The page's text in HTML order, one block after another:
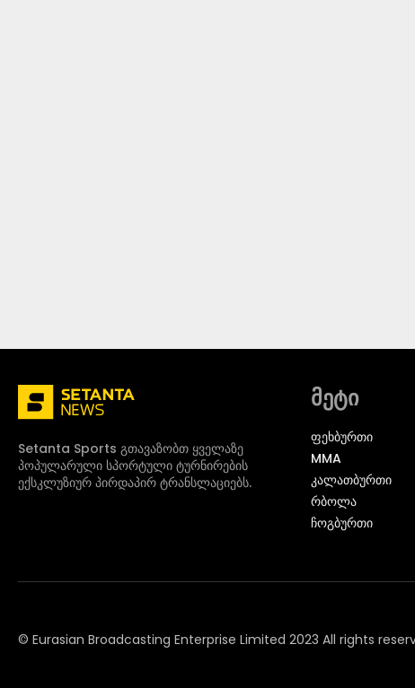
Setanta Sports გთავაზობთ ყველაზე
პოპულარული სპორტული ტურნირების
ექსკლუზიურ პირდაპირ ტრანსლაციებს.
მეტი
ᲤᲔᲮᲑᲣᲠᲗᲘ
MMA
ᲙᲐᲚᲐᲗᲑᲣᲠᲗᲘ
ᲠᲑᲝᲚᲐ
ᲩᲝᲒᲑᲣᲠᲗᲘ
© Eurasian Broadcasting Enterprise Limited 2023 All rights